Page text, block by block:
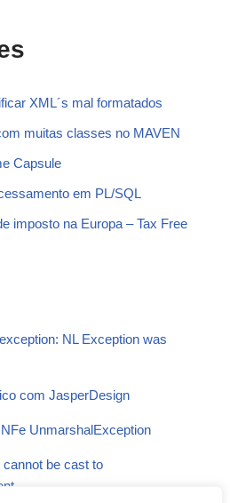
XML´s mal formatados
muitas classes no MAVEN
Capsule
em PL/SQL
imposto na Europa – Tax Free
NL Exception was
com JasperDesign
UnmarshalException
cannot be cast to